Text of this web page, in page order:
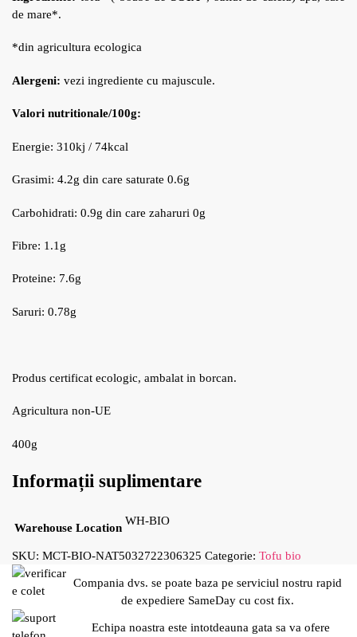
de mare*.
*din agricultura ecologica
Alergeni: vezi ingrediente cu majuscule.
Valori nutritionale/100g:
Energie: 310kj / 74kcal
Grasimi: 4.2g din care saturate 0.6g
Carbohidrati: 0.9g din care zaharuri 0g
Fibre: 1.1g
Proteine: 7.6g
Saruri: 0.78g
Produs certificat ecologic, ambalat in borcan.
Agricultura non-UE
400g
Informații suplimentare
Warehouse Location
WH-BIO
SKU: MCT-BIO-NAT5032722306325 Categorie: Tofu bio
Compania dvs. se poate baza pe serviciul nostru rapid
de expediere SameDay cu cost fix.
Echipa noastra este intotdeauna gata sa va ofere